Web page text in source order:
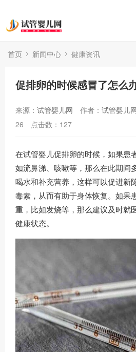
首页 新闻中心 健康资讯
促排卵的时候感冒了怎么
来源： 试管婴儿网 作者： 试管婴儿
26
点击数： 127
在试管婴儿促排卵的时候，如果患
如流鼻涕、咳嗽等，那么在此期间
喝水和补充营养，这样可以促进新
毒素，从而有助于身体恢复。如果
重，比如发烧等，那么建议及时就
健康状态。